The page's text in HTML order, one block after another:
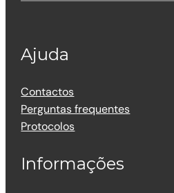
Ajuda
Contactos
Perguntas frequentes
Protocolos
Informações